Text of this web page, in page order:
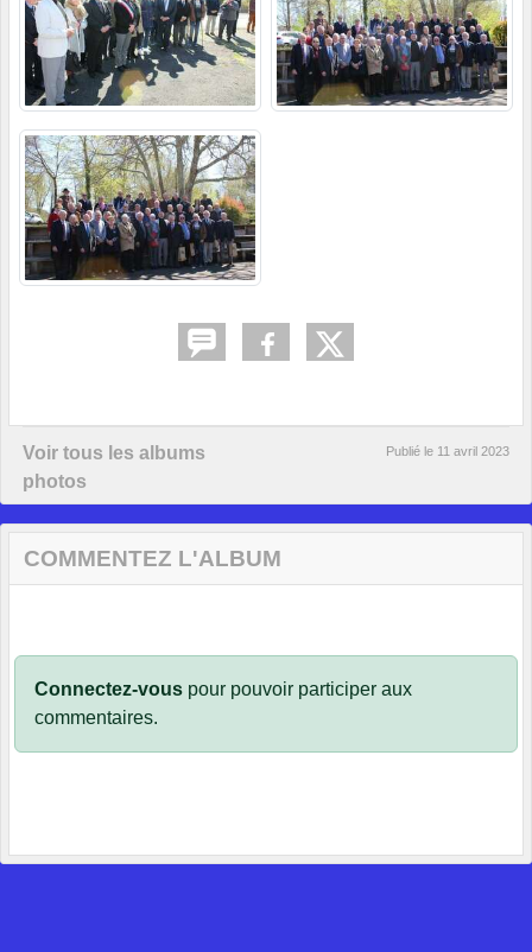
Voir tous les albums
photos
Publié le 11 avril 2023
COMMENTEZ L'ALBUM
Connectez-vous pour pouvoir participer aux
commentaires.